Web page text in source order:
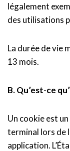
légalement
des utilisations
La durée de vie
13 mois.
B. Qu’est-ce
Un cookie est
terminal lors de
application.